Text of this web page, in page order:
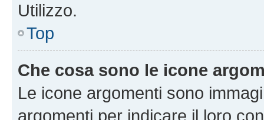
Utilizzo.
Top
Che cosa sono le icone
Le icone argomenti sono
argomenti per indicare il loro